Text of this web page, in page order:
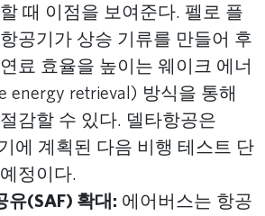
때 이점을 보여준다. 펠로 플
공기가 상승 기류를 만들어 후
료 효율을 높이는 웨이크 에너
energy retrieval) 방식을 통해
감할 수 있다. 델타항공은
에 계획된 다음 비행 테스트 단
정이다.
유(SAF) 확대: 에어버스는 항공